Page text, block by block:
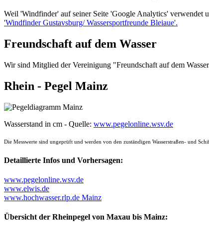
Weil 'Windfinder' auf seiner Seite 'Google Analytics' verwendet
'Windfinder Gustavsburg/ Wassersportfreunde Bleiaue'.
Freundschaft auf dem Wasser
Wir sind Mitglied der Vereinigung "Freundschaft auf dem
Rhein - Pegel Mainz
Wasserstand in cm - Quelle: www.pegelonline.wsv.de
Die Messwerte sind ungeprüft und werden von den zuständigen Wasserstraßen- und
Detaillierte Infos und Vorhersagen:
www.pegelonline.wsv.de
www.elwis.de
www.hochwasser.rlp.de Mainz
Übersicht der Rheinpegel von Maxau bis Mainz: